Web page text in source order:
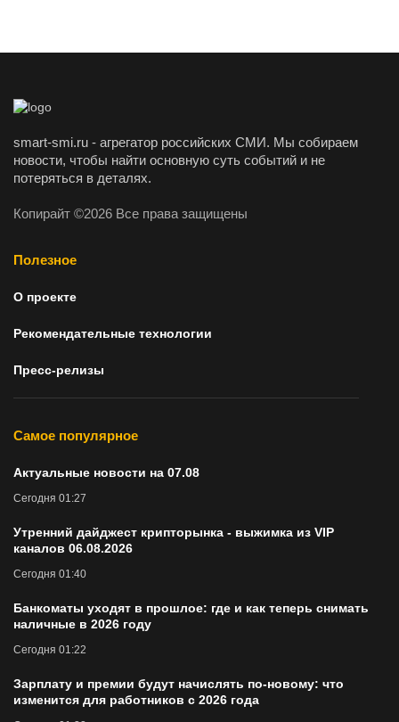
smart-smi.ru - агрегатор российских СМИ. Мы собираем
новости, чтобы найти основную суть событий и не
потеряться в деталях.
Копирайт ©2026 Все права защищены
Полезное
О проекте
Рекомендательные технологии
Пресс-релизы
Самое популярное
Актуальные новости на 07.08
Сегодня 01:27
Утренний дайджест крипторынка - выжимка из VIP
каналов 06.08.2026
Сегодня 01:40
Банкоматы уходят в прошлое: где и как теперь снимать
наличные в 2026 году
Сегодня 01:22
Зарплату и премии будут начислять по-новому: что
изменится для работников с 2026 года